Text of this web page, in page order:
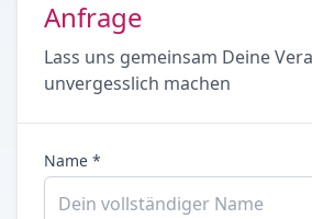
Anfrage
Lass uns gemeinsam Deine
unvergesslich machen
Name *